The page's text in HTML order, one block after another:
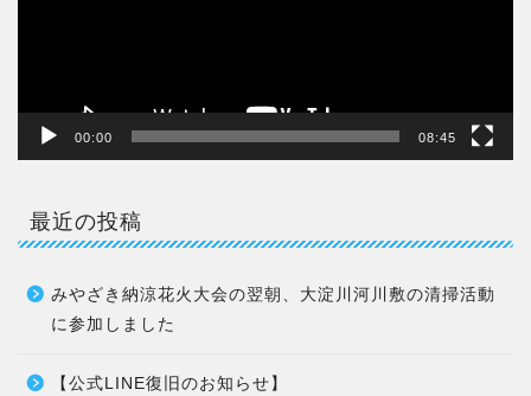
00:00 08:45
最近の投稿
みやざき納涼花火大会の翌朝、大淀川河川敷の清掃活動
に参加しました
【公式LINE復旧のお知らせ】